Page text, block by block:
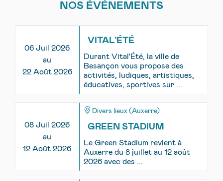
NOS ÉVÉNEMENTS
06 Juil 2026
au
22 Août 2026
VITAL’ÉTÉ
Durant Vital'Été, la ville de
Besançon vous propose des
activités, ludiques, artistiques,
éducatives, sportives sur ...
08 Juil 2026
au
12 Août 2026
Divers lieux (Auxerre)
GREEN STADIUM
Le Green Stadium revient à
Auxerre du 8 juillet au 12 août
2026 avec des ...